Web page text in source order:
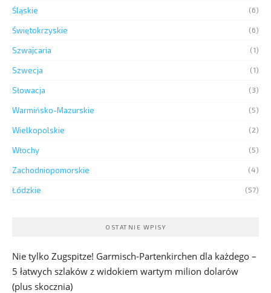
Śląskie (6)
Świętokrzyskie (6)
Szwajcaria (1)
Szwecja (1)
Słowacja (3)
Warmińsko-Mazurskie (5)
Wielkopolskie (2)
Włochy (5)
Zachodniopomorskie (4)
Łódzkie (57)
OSTATNIE WPISY
Nie tylko Zugspitze! Garmisch-Partenkirchen dla każdego –
5 łatwych szlaków z widokiem wartym milion dolarów
(plus skocznia)